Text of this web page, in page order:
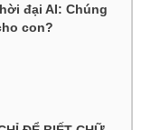
đại AI: Chúng
con?